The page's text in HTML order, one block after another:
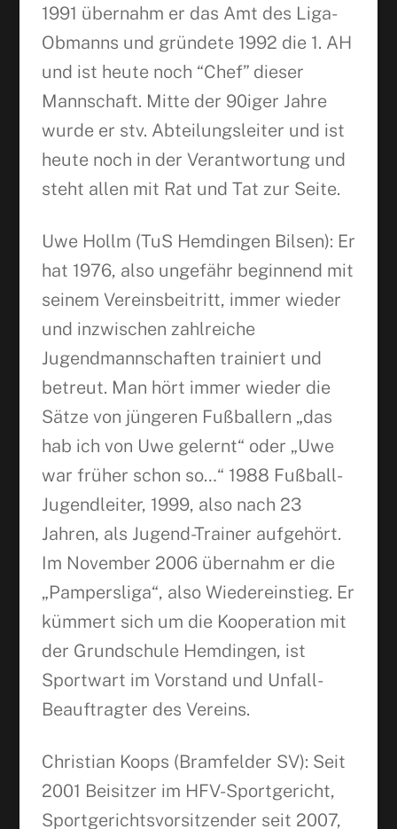
1991 übernahm er das Amt des Liga-
Obmanns und gründete 1992 die 1. AH
und ist heute noch “Chef” dieser
Mannschaft. Mitte der 90iger Jahre
wurde er stv. Abteilungsleiter und ist
heute noch in der Verantwortung und
steht allen mit Rat und Tat zur Seite.
Uwe Hollm (TuS Hemdingen Bilsen): Er
hat 1976, also ungefähr beginnend mit
seinem Vereinsbeitritt, immer wieder
und inzwischen zahlreiche
Jugendmannschaften trainiert und
betreut. Man hört immer wieder die
Sätze von jüngeren Fußballern „das
hab ich von Uwe gelernt“ oder „Uwe
war früher schon so…“ 1988 Fußball-
Jugendleiter, 1999, also nach 23
Jahren, als Jugend-Trainer aufgehört.
Im November 2006 übernahm er die
„Pampersliga“, also Wiedereinstieg. Er
kümmert sich um die Kooperation mit
der Grundschule Hemdingen, ist
Sportwart im Vorstand und Unfall-
Beauftragter des Vereins.
Christian Koops (Bramfelder SV): Seit
2001 Beisitzer im HFV-Sportgericht,
Sportgerichtsvorsitzender seit 2007,
Facebook